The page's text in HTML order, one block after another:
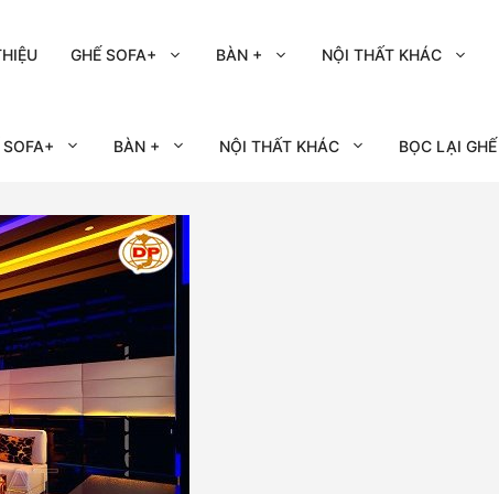
GHẾ SOFA+ BÀN + NỘI THẤT KHÁC
SOFA+ BÀN + NỘI THẤT KHÁC BỌC LẠI